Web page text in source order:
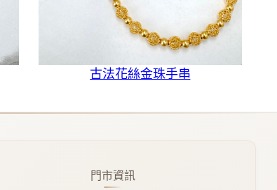
古法花絲金珠手串
門市資訊